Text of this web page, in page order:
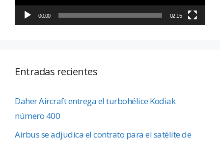
00:00 02:15
Entradas recientes
Daher Aircraft entrega el turbohélice Kodiak
número 400
Airbus se adjudica el contrato para el satélite de